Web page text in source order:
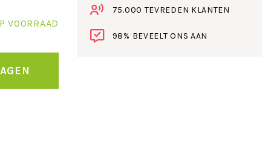
VOORRAAD
75.000 TEVREDEN KLANTEN
98% BEVEELT ONS AAN